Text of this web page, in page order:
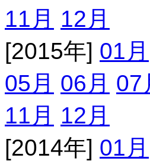
11月 12月
[2015年] 01月
05月 06月 07
11月 12月
[2014年] 01月